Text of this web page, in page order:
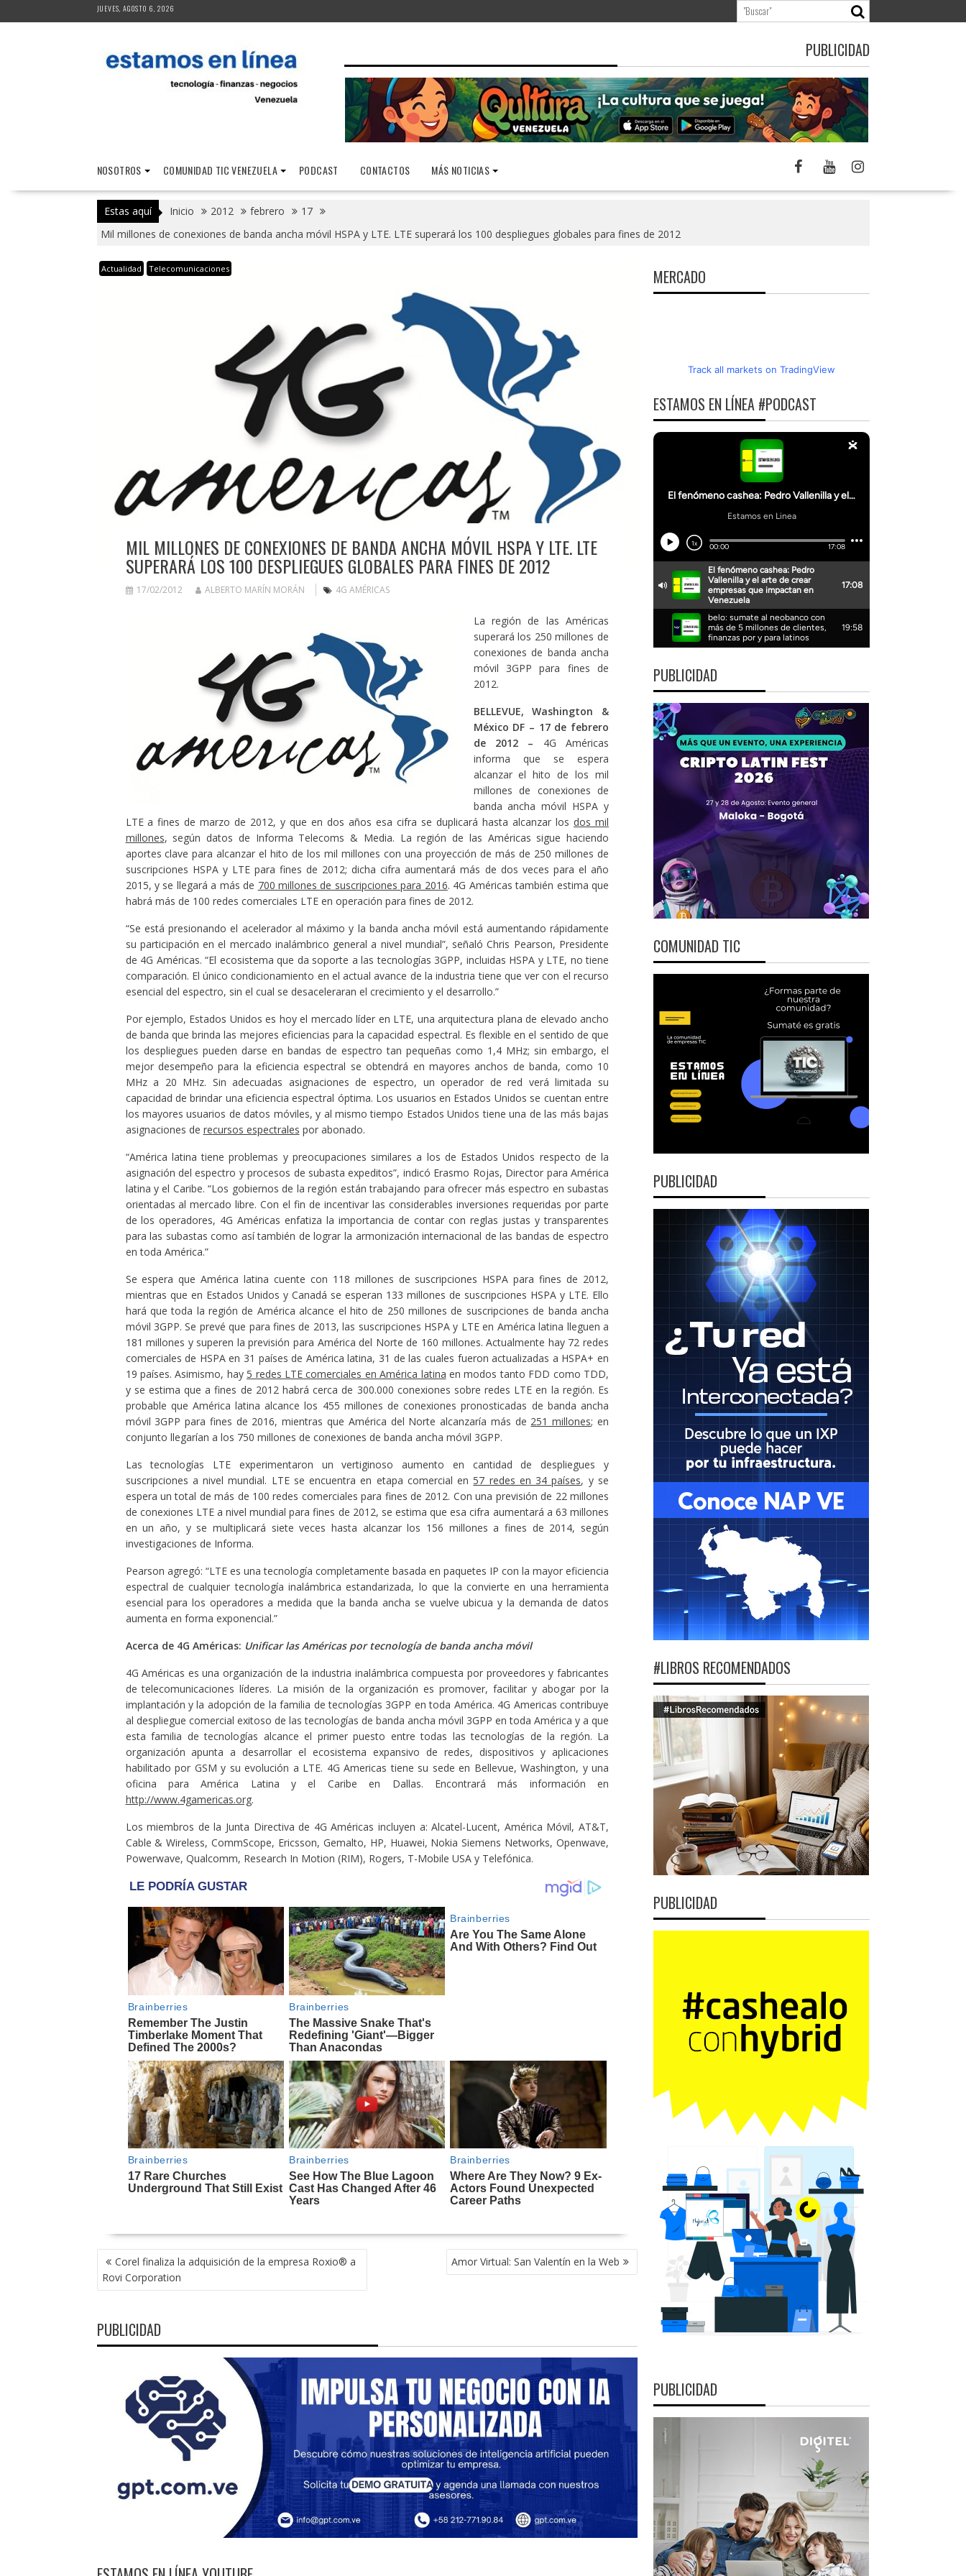
al
JUEVES, AGOSTO 6, 2026
PUBLICIDAD
NOSOTROS COMUNIDAD TIC VENEZUELA PODCAST CONTACTOS MÁS NOTICIAS
Estas aquí Inicio 2012 febrero
17
Mil millones de conexiones de banda ancha móvil HSPA y LTE. LTE superará los 100 despliegues globales para fines de 2012
Actualidad Telecomunicaciones
MIL MILLONES DE CONEXIONES DE BANDA ANCHA MÓVIL HSPA Y LTE. LTE
SUPERARÁ LOS 100 DESPLIEGUES GLOBALES PARA FINES DE 2012
17/02/2012 ALBERTO MARÍN MORÁN 4G AMÉRICAS
La región de las Américas
superará los 250 millones de
conexiones de banda ancha
móvil 3GPP para fines de
2012.
BELLEVUE, Washington &
México DF – 17 de febrero
de 2012 – 4G Américas
informa que se espera
alcanzar el hito de los mil
millones de conexiones de
banda ancha móvil HSPA y
LTE a fines de marzo de 2012, y que en dos años esa cifra se duplicará hasta alcanzar los dos mil
millones, según datos de Informa Telecoms & Media. La región de las Américas sigue haciendo
aportes clave para alcanzar el hito de los mil millones con una proyección de más de 250 millones de
suscripciones HSPA y LTE para fines de 2012; dicha cifra aumentará más de dos veces para el año
2015, y se llegará a más de 700 millones de suscripciones para 2016. 4G Américas también estima que
habrá más de 100 redes comerciales LTE en operación para fines de 2012.
“Se está presionando el acelerador al máximo y la banda ancha móvil está aumentando rápidamente
su participación en el mercado inalámbrico general a nivel mundial”, señaló Chris Pearson, Presidente
de 4G Américas. “El ecosistema que da soporte a las tecnologías 3GPP, incluidas HSPA y LTE, no tiene
comparación. El único condicionamiento en el actual avance de la industria tiene que ver con el recurso
esencial del espectro, sin el cual se desaceleraran el crecimiento y el desarrollo.”
Por ejemplo, Estados Unidos es hoy el mercado líder en LTE, una arquitectura plana de elevado ancho
de banda que brinda las mejores eficiencias para la capacidad espectral. Es flexible en el sentido de que
los despliegues pueden darse en bandas de espectro tan pequeñas como 1,4 MHz; sin embargo, el
mejor desempeño para la eficiencia espectral se obtendrá en mayores anchos de banda, como 10
MHz a 20 MHz. Sin adecuadas asignaciones de espectro, un operador de red verá limitada su
capacidad de brindar una eficiencia espectral óptima. Los usuarios en Estados Unidos se cuentan entre
los mayores usuarios de datos móviles, y al mismo tiempo Estados Unidos tiene una de las más bajas
asignaciones de recursos espectrales por abonado.
“América latina tiene problemas y preocupaciones similares a los de Estados Unidos respecto de la
asignación del espectro y procesos de subasta expeditos”, indicó Erasmo Rojas, Director para América
latina y el Caribe. “Los gobiernos de la región están trabajando para ofrecer más espectro en subastas
orientadas al mercado libre. Con el fin de incentivar las considerables inversiones requeridas por parte
de los operadores, 4G Américas enfatiza la importancia de contar con reglas justas y transparentes
para las subastas como así también de lograr la armonización internacional de las bandas de espectro
en toda América.”
Se espera que América latina cuente con 118 millones de suscripciones HSPA para fines de 2012,
mientras que en Estados Unidos y Canadá se esperan 133 millones de suscripciones HSPA y LTE. Ello
hará que toda la región de América alcance el hito de 250 millones de suscripciones de banda ancha
móvil 3GPP. Se prevé que para fines de 2013, las suscripciones HSPA y LTE en América latina lleguen a
181 millones y superen la previsión para América del Norte de 160 millones. Actualmente hay 72 redes
comerciales de HSPA en 31 países de América latina, 31 de las cuales fueron actualizadas a HSPA+ en
19 países. Asimismo, hay5 redes LTE comerciales en América latina en modos tanto FDD como TDD,
y se estima que a fines de 2012 habrá cerca de 300.000 conexiones sobre redes LTE en la región. Es
probable que América latina alcance los 455 millones de conexiones pronosticadas de banda ancha
móvil 3GPP para fines de 2016, mientras que América del Norte alcanzaría más de 251 millones; en
conjunto llegarían a los 750 millones de conexiones de banda ancha móvil 3GPP.
Las tecnologías LTE experimentaron un vertiginoso aumento en cantidad de despliegues y
suscripciones a nivel mundial. LTE se encuentra en etapa comercial en57 redes en 34 países, y se
espera un total de más de 100 redes comerciales para fines de 2012. Con una previsión de 22 millones
de conexiones LTE a nivel mundial para fines de 2012, se estima que esa cifra aumentará a 63 millones
en un año, y se multiplicará siete veces hasta alcanzar los 156 millones a fines de 2014, según
investigaciones de Informa.
Pearson agregó: “LTE es una tecnología completamente basada en paquetes IP con la mayor eficiencia
espectral de cualquier tecnología inalámbrica estandarizada, lo que la convierte en una herramienta
esencial para los operadores a medida que la banda ancha se vuelve ubicua y la demanda de datos
aumenta en forma exponencial.”
Acerca de 4G Américas: Unificar las Américas por tecnología de banda ancha móvil
4G Américas es una organización de la industria inalámbrica compuesta por proveedores y fabricantes
de telecomunicaciones líderes. La misión de la organización es promover, facilitar y abogar por la
implantación y la adopción de la familia de tecnologías 3GPP en toda América. 4G Americas contribuye
al despliegue comercial exitoso de las tecnologías de banda ancha móvil 3GPP en toda América y a que
esta familia de tecnologías alcance el primer puesto entre todas las tecnologías de la región. La
organización apunta a desarrollar el ecosistema expansivo de redes, dispositivos y aplicaciones
habilitado por GSM y su evolución a LTE. 4G Americas tiene su sede en Bellevue, Washington, y una
oficina para América Latina y el Caribe en Dallas. Encontrará más información en
http://www.4gamericas.org.
Los miembros de la Junta Directiva de 4G Américas incluyen a: Alcatel-Lucent, América Móvil, AT&T,
Cable & Wireless, CommScope, Ericsson, Gemalto, HP, Huawei, Nokia Siemens Networks, Openwave,
Powerwave, Qualcomm, Research In Motion (RIM), Rogers, T-Mobile USA y Telefónica.
NAVEGACIÓN
DE
ENTRADAS
Corel finaliza la adquisición de la empresa Roxio® a
Rovi Corporation
Amor Virtual: San Valentín en la Web
PUBLICIDAD
MERCADO
Track all markets on TradingView
ESTAMOS EN LÍNEA #PODCAST
PUBLICIDAD
COMUNIDAD TIC
PUBLICIDAD
#LIBROS RECOMENDADOS
PUBLICIDAD
PUBLICIDAD